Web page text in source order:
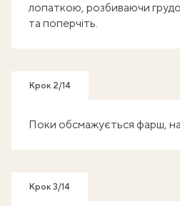
лопаткою, розбиваючи
та поперчіть.
Крок 2/14
Поки обсмажується фарш,
Крок 3/14